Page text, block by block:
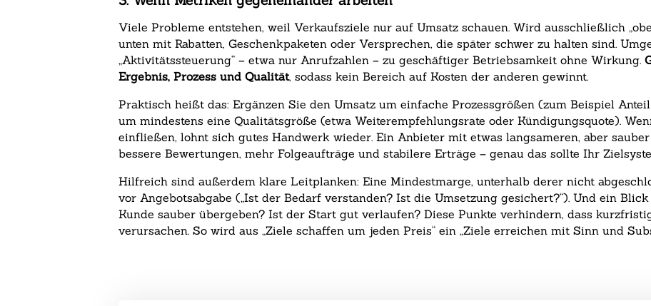
Viele Probleme entstehen, weil Verkaufsziele nur auf Umsatz schauen. Wird ausschließlich
unten mit Rabatten, Geschenkpaketen oder Versprechen, die später schwer zu halten sind.
„Aktivitätssteuerung“ – etwa nur Anrufzahlen – zu geschäftiger Betriebsamkeit ohne Wirkung.
Ergebnis, Prozess und Qualität, sodass kein Bereich auf Kosten der anderen gewinnt.
Praktisch heißt das: Ergänzen Sie den Umsatz um einfache Prozessgrößen (zum Beispiel
um mindestens eine Qualitätsgröße (etwa Weiterempfehlungsrate oder Kündigungsquote).
einfließen, lohnt sich gutes Handwerk wieder. Ein Anbieter mit etwas langsameren, aber
bessere Bewertungen, mehr Folgeaufträge und stabilere Erträge – genau das sollte Ihr
Hilfreich sind außerdem klare Leitplanken: Eine Mindestmarge, unterhalb derer nicht
vor Angebotsabgabe („Ist der Bedarf verstanden? Ist die Umsetzung gesichert?“). Und ein
Kunde sauber übergeben? Ist der Start gut verlaufen? Diese Punkte verhindern, dass
verursachen. So wird aus „Ziele schaffen um jeden Preis“ ein „Ziele erreichen mit Sinn und